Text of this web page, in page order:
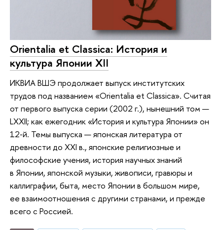
Orientalia et Classica: История и
культура Японии XII
ИКВИА ВШЭ продолжает выпуск институтских
трудов под названием «Orientalia et Classica». Считая
от первого выпуска серии (2002 г.), нынешний том —
LXXII; как ежегодник «История и культура Японии» он
12‑й. Темы выпуска — японская литература от
древности до XXI в., японские религиозные и
философские учения, история научных знаний
в Японии, японской музыки, живописи, гравюры и
каллиграфии, быта, место Японии в большом мире,
ее взаимоотношения с другими странами, и прежде
всего с Россией.